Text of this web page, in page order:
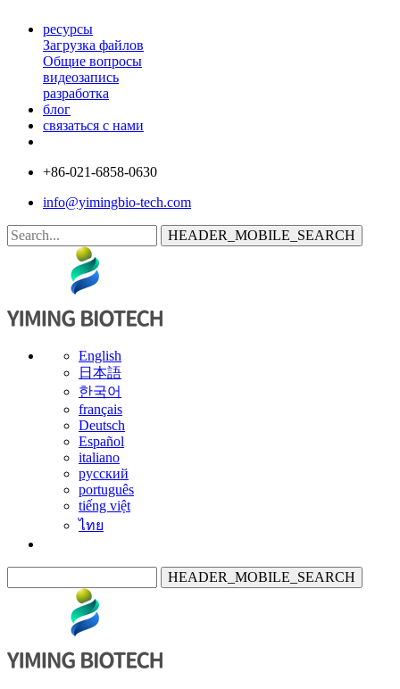
ресурсы
Загрузка файлов
Общие вопросы
видеозапись
разработка
блог
связаться с нами
+86-021-6858-0630
info@yimingbio-tech.com
HEADER_MOBILE_SEARCH
English
日本語
한국어
français
Deutsch
Español
italiano
русский
português
tiếng việt
ไทย
HEADER_MOBILE_SEARCH